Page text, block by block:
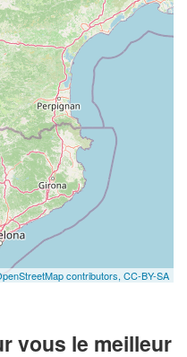
contributors, CC-BY-SA
vous le meilleur